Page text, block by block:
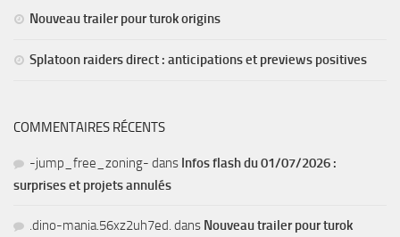
Nouveau trailer pour turok origins
Splatoon raiders direct : anticipations et previews positives
COMMENTAIRES RÉCENTS
-jump_free_zoning- dans Infos flash du 01/07/2026 :
surprises et projets annulés
.dino-mania.56xz2uh7ed. dans Nouveau trailer pour turok